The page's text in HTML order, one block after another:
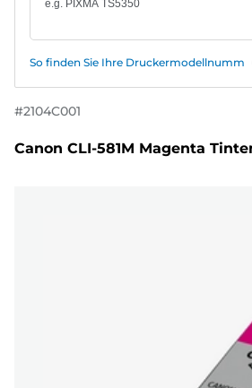
So finden Sie Ihre Druckermodellnumm
#2104C001
Canon CLI-581M Magenta